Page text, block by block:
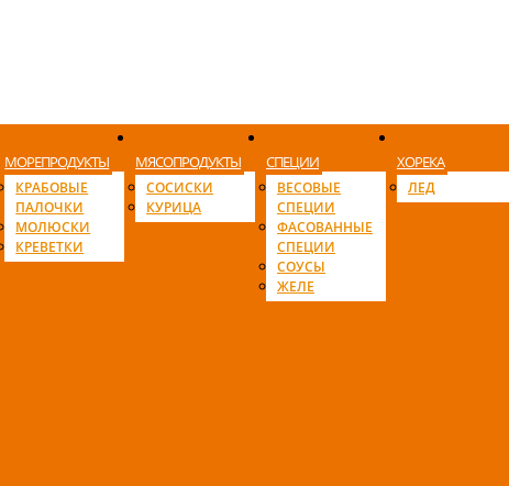
МОРЕПРОДУКТЫ
КРАБОВЫЕ
ПАЛОЧКИ
МОЛЮСКИ
КРЕВЕТКИ
МЯСОПРОДУКТЫ
СОСИСКИ
КУРИЦА
СПЕЦИИ
ВЕСОВЫЕ
СПЕЦИИ
ФАСОВАННЫЕ
СПЕЦИИ
СОУСЫ
ЖЕЛЕ
ХОРЕКА
ЛЕД